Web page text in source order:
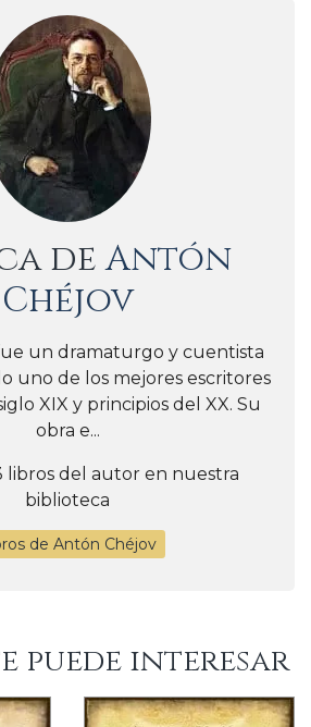
deAntón
Chéjov
un dramaturgo y cuentista
uno de los mejores escritores
XIX y principios del XX. Su
obra e...
libros del autor en nuestra
biblioteca
de Antón Chéjov
puede interesar